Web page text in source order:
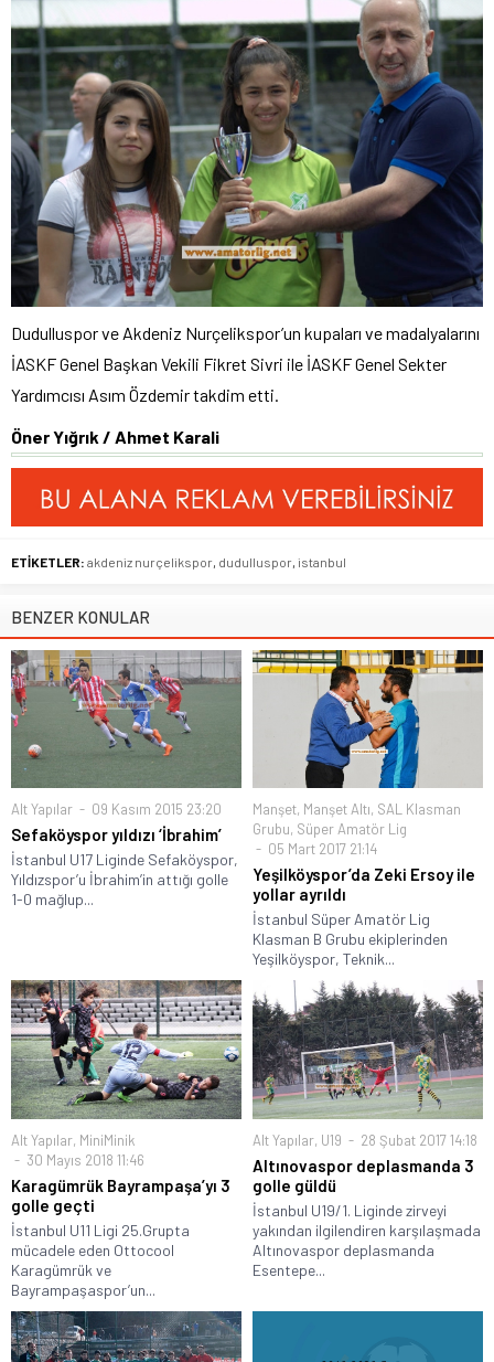
Dudulluspor ve Akdeniz Nurçelikspor’un kupaları ve madalyalarını
İASKF Genel Başkan Vekili Fikret Sivri ile İASKF Genel Sekter
Yardımcısı Asım Özdemir takdim etti.
Öner Yığrık / Ahmet Karali
ETİKETLER: akdeniz nurçelikspor, dudulluspor, istanbul
BENZER KONULAR
Alt Yapılar 09 Kasım 2015 23:20
Sefaköyspor yıldızı ‘İbrahim’
İstanbul U17 Liginde Sefaköyspor,
Yıldızspor’u İbrahim’in attığı golle
1-0 mağlup...
Manşet, Manşet Altı, SAL Klasman
Grubu, Süper Amatör Lig
05 Mart 2017 21:14
Yeşilköyspor’da Zeki Ersoy ile
yollar ayrıldı
İstanbul Süper Amatör Lig
Klasman B Grubu ekiplerinden
Yeşilköyspor, Teknik...
Alt Yapılar, MiniMinik
30 Mayıs 2018 11:46
Karagümrük Bayrampaşa’yı 3
golle geçti
İstanbul U11 Ligi 25.Grupta
mücadele eden Ottocool
Karagümrük ve
Bayrampaşaspor’un...
Alt Yapılar, U19 28 Şubat 2017 14:18
Altınovaspor deplasmanda 3
golle güldü
İstanbul U19/1. Liginde zirveyi
yakından ilgilendiren karşılaşmada
Altınovaspor deplasmanda
Esentepe...